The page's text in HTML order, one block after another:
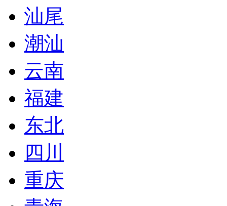
汕尾
潮汕
云南
福建
东北
四川
重庆